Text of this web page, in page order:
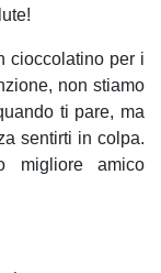
cioccolatino per i
non stiamo
ti pare, ma
sentirti in colpa.
migliore amico